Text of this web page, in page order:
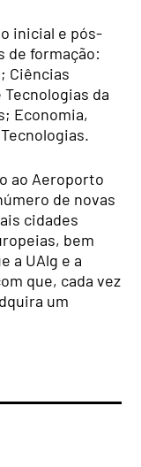
inicial e pós-
de formação:
Ciências
da
Economia,
ao Aeroporto
de novas
cidades
bem
a UAlg e a
que, cada vez
um